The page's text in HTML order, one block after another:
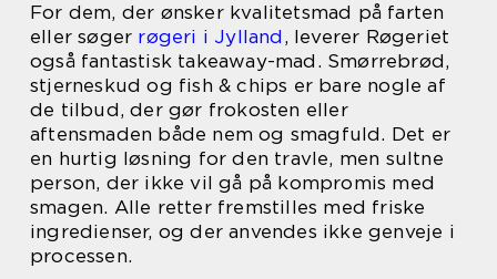
For dem, der ønsker kvalitetsmad på farten
eller søger røgeri i Jylland , leverer Røgeriet
også fantastisk takeaway-mad. Smørrebrød,
stjerneskud og fish & chips er bare nogle af
de tilbud, der gør frokosten eller
aftensmaden både nem og smagfuld. Det er
en hurtig løsning for den travle, men sultne
person, der ikke vil gå på kompromis med
smagen. Alle retter fremstilles med friske
ingredienser, og der anvendes ikke genveje i
processen.